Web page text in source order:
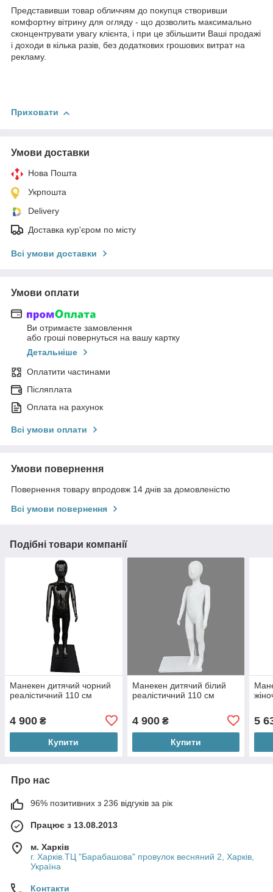
Представивши товар обличчям до покупця створивши
комфортну вітрину для огляду - що дозволить максимально
сконцентрувати увагу клієнта, і при це збільшити Ваші продажі
і доходи в кілька разів, без додаткових грошових витрат на
рекламу.
Приховати
Умови доставки
Нова Пошта
Укрпошта
Delivery
Доставка кур'єром по місту
Всі умови доставки
Умови оплати
Ви отримаєте замовлення
або гроші повернуться на вашу картку
Детальніше
Оплатити частинами
Післяплата
Оплата на рахунок
Всі умови оплати
Умови повернення
Повернення товару впродовж 14 днів за домовленістю
Всі умови повернення
Подібні товари компанії
Манекен дитячий чорний
реалістичний 110 см
4 900 ₴
Купити
Манекен дитячий білий
реалістичний 110 см
4 900₴
Купити
5
Про нас
96% позитивних з 236 відгуків за рік
Працює з 13.08.2013
м. Харків
г. Харків.ТЦ "Барабашова" провулок весняний 2, Харків,
Україна
Контакти